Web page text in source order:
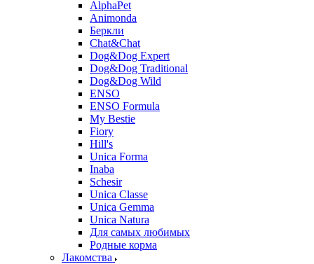
AlphaPet
Animonda
Беркли
Chat&Chat
Dog&Dog Expert
Dog&Dog Traditional
Dog&Dog Wild
ENSO
ENSO Formula
My Bestie
Fiory
Hill's
Unica Forma
Inaba
Schesir
Unica Classe
Unica Gemma
Unica Natura
Для самых любимых
Родные корма
Лакомства